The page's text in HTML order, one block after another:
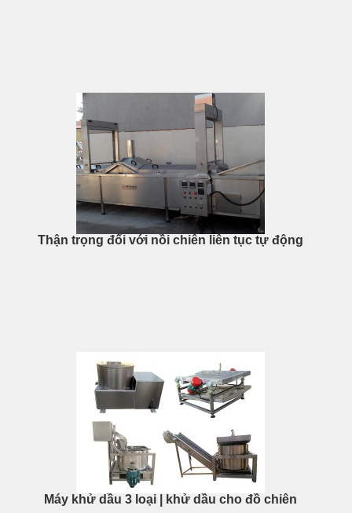
Thận trọng đối với nồi chiên liên tục tự động
Máy khử dầu 3 loại | khử dầu cho đồ chiên